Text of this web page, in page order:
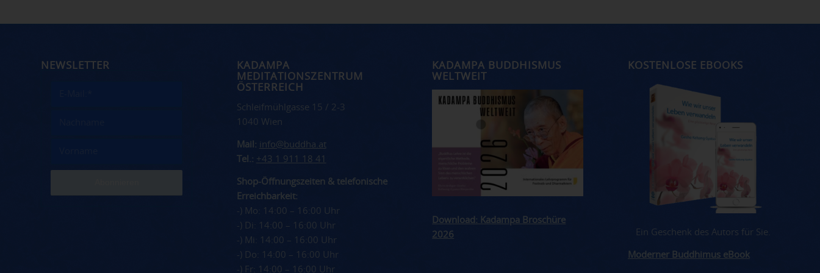
NEWSLETTER
KADAMPA
MEDITATIONSZENTRUM
ÖSTERREICH
Schleifmühlgasse 15 / 2-3
1040 Wien
Mail: info@buddha.at
Tel.: +43 1 911 18 41
Shop-Öffnungszeiten & telefonische
Erreichbarkeit:
-) Mo: 14:00 – 16:00 Uhr
-) Di: 14:00 – 16:00 Uhr
-) Mi: 14:00 – 16:00 Uhr
-) Do: 14:00 – 16:00 Uhr
-) Fr: 14:00 – 16:00 Uhr
KADAMPA BUDDHISMUS
WELTWEIT
Download: Kadampa Broschüre
2026
KOSTENLOSE EBOOKS
Ein Geschenk des Autors für Sie.
Moderner Buddhimus eBook